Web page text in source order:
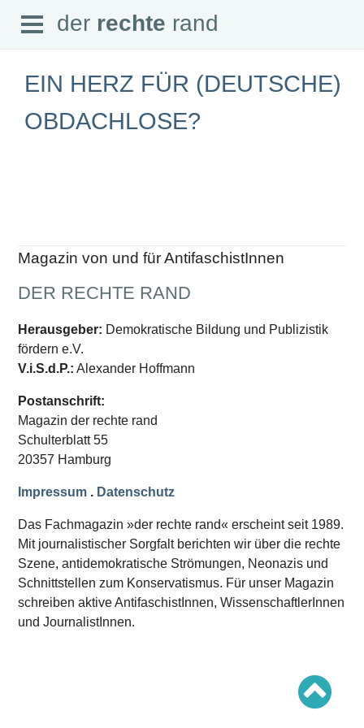
der rechte rand
Abonnement
Downloads
Datenschutz
SCHWERPUNKTE
Schwerpunkte Übersicht
Schwerpunkt AFD-Verbot
Schwerpunkt »Identitäre Bewegung«
Schwerpunkt »Reichsbürger«
Schwerpunkt NPD
Ausgaben Übersicht
Ausgabe 220
Ausgabe 219
Ausgabe 217
Ausgabe 216
Open
Menu
der rechte rand
EIN HERZ FÜR (DEUTSCHE)
OBDACHLOSE?
Magazin von und für AntifaschistInnen
DER RECHTE RAND
Herausgeber: Demokratische Bildung und Publizistik
fördern e.V.
V.i.S.d.P.: Alexander Hoffmann
Postanschrift:
Magazin der rechte rand
Schulterblatt 55
20357 Hamburg
Impressum . Datenschutz
Das Fachmagazin »der rechte rand« erscheint seit 1989.
Mit journalistischer Sorgfalt berichten wir über die rechte
Szene, antidemokratische Strömungen, Neonazis und
Schnittstellen zum Konservatismus. Für unser Magazin
schreiben aktive AntifaschistInnen, WissenschaftlerInnen
und JournalistInnen.